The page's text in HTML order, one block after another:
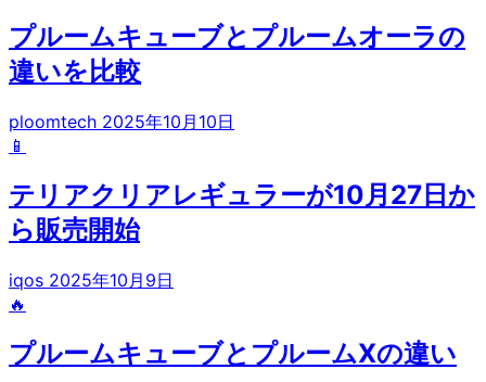
プルームキューブとプルームオーラの
違いを比較
ploomtech 2025年10月10日
📱
テリアクリアレギュラーが10月27日か
ら販売開始
iqos 2025年10月9日
🔥
プルームキューブとプルームXの違い